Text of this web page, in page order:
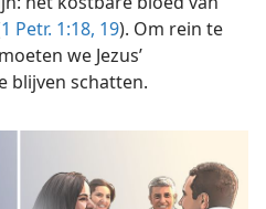
1 Petr. 1:18, 19). Om rein te
we Jezus’
blijven schatten.